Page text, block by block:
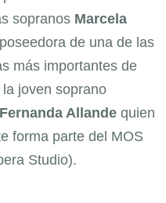
sopranos Marcela
poseedora de una de las
más importantes de
la joven soprano
Fernanda Allande quien
forma parte del MOS
Studio).